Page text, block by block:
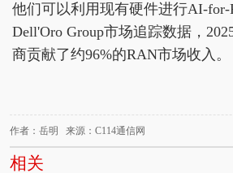
他们可以利用现有硬件进行AI-
Dell'Oro Group市场追踪数据，
商贡献了约96%的RAN市场收入。
作者：岳明 来源：C114通信网
相关